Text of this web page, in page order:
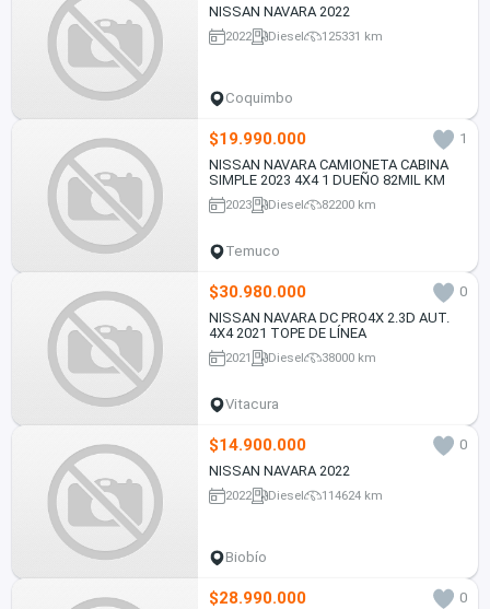
NISSAN NAVARA 2022
2022 Diesel 125331 km
Coquimbo
$19.990.000
1
NISSAN NAVARA CAMIONETA CABINA
SIMPLE 2023 4X4 1 DUEÑO 82MIL KM
2023 Diesel 82200 km
Temuco
$30.980.000
0
NISSAN NAVARA DC PRO4X 2.3D AUT.
4X4 2021 TOPE DE LÍNEA
2021 Diesel 38000 km
Vitacura
$14.900.000
0
NISSAN NAVARA 2022
2022 Diesel 114624 km
Biobío
$28.990.000 0